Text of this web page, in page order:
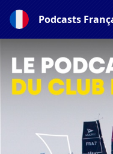
Podcasts